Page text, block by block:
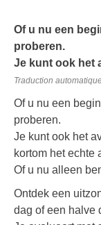
Of u nu een
proberen.
Je kunt ook het
Traduction
Of u nu een
proberen.
Je kunt ook het
kortom het echte
Of u nu alleen
Ontdek een
dag of een halve